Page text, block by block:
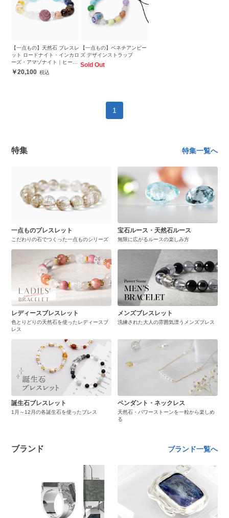
【一点もの】天然石 ブレスレ
ット ロードナイト・インカロ
ーズ・アマゾナイト｜ヒーリ
ングストーン オールインワン
20,100
【一点もの】ベネチアンビー
ズ デザインストラップ
Sold Out
1
特集 特集一覧へ
一点ものブレスレット
こだわりの石でつくった一点ものシリーズ
宝石ルース・天然石ルース
無限に広がるルースの楽しみ方
レディースブレスレット
色とりどりの天然石を使ったレディースブ
レス
メンズブレスレット
洗練された大人の雰囲気漂うメンズブレス
誕生石ブレスレット
1月～12月の各誕生石を使ったブレス
ペンダント・ネックレス
天然石・パワーストーンを一粒から楽しめ
る
ブランド ブランド一覧へ